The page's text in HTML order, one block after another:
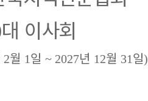
대 이사회
2월 1 일 ~ 2027년 12월 31 일)